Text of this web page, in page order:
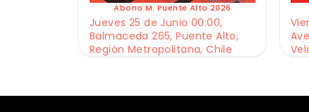
Abono M. Puente Alto 2026
Jueves 25 de Junio 00:00,
Balmaceda 265, Puente Alto,
Región Metropolitana, Chile